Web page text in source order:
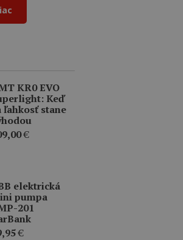
KR0 EVO
Keď
ľahkosť stane
€
elektrická
pumpa
201
€